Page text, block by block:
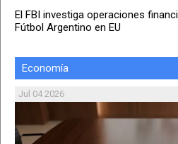
El FBI investiga operaciones
Fútbol Argentino en EU
Economía
Jul 04 2026